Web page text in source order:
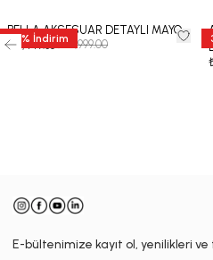
35 % İndirim
BELLA AKSESUAR DETAYLI MAYO
₺ 8,449.35 ₺ 12,999.00
E-bültenimize kayıt ol, yenilikleri ve